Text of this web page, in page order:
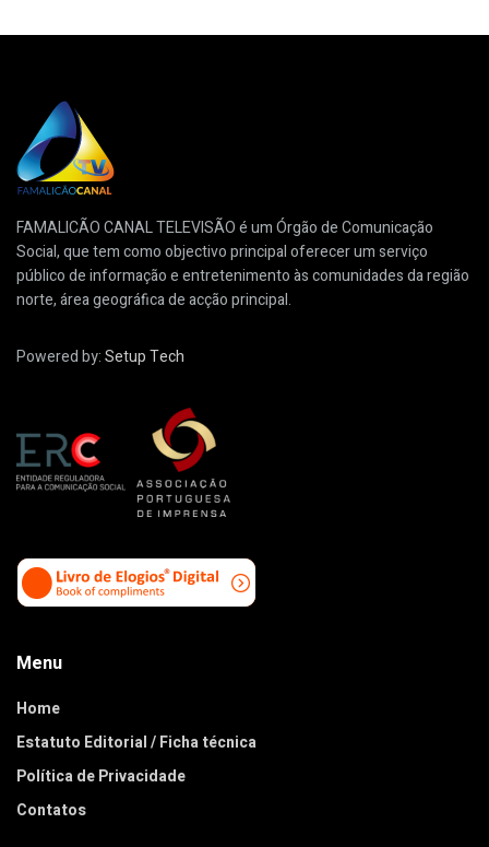
FAMALICÃO CANAL TELEVISÃO é um Órgão de Comunicação
Social, que tem como objectivo principal oferecer um serviço
público de informação e entretenimento às comunidades da região
norte, área geográfica de acção principal.
Powered by:Setup Tech
Menu
Home
Estatuto Editorial / Ficha técnica
Política de Privacidade
Contatos